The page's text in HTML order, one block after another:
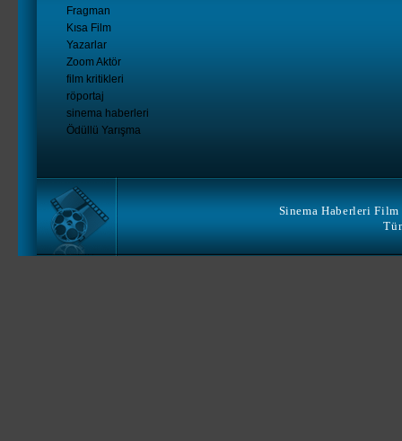
Fragman
Kısa Film
Yazarlar
Zoom Aktör
film kritikleri
röportaj
sinema haberleri
Ödüllü Yarışma
Sinema Haberleri